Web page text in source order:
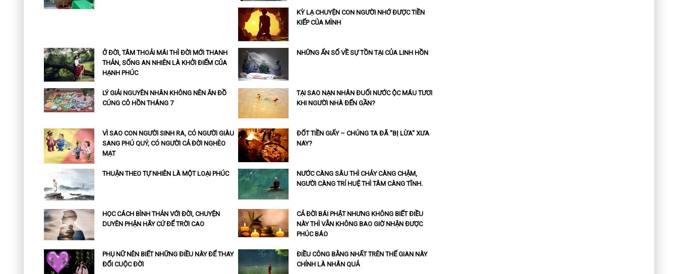
KỲ LẠ CHUYỆN CON NGƯỜI NHỚ ĐƯỢC TIỀN
KIẾP CỦA MÌNH
Ở ĐỜI, TÂM THOẢI MÁI THÌ ĐỜI MỚI THANH
THẢN, SỐNG AN NHIÊN LÀ KHỞI ĐIỂM CỦA
HẠNH PHÚC
NHỮNG ẨN SỐ VỀ SỰ TỒN TẠI CỦA LINH HỒN
LÝ GIẢI NGUYÊN NHÂN KHÔNG NÊN ĂN ĐỒ
CÚNG CÔ HỒN THÁNG 7
TẠI SAO NẠN NHÂN ĐUỐI NƯỚC ỘC MÁU TƯƠI
KHI NGƯỜI NHÀ ĐẾN GẦN?
VÌ SAO CON NGƯỜI SINH RA, CÓ NGƯỜI GIÀU
SANG PHÚ QUÝ, CÓ NGƯỜI CẢ ĐỜI NGHÈO
MẠT
ĐỐT TIỀN GIẤY – CHÚNG TA ĐÃ "BỊ LỪA" XƯA
NAY?
THUẬN THEO TỰ NHIÊN LÀ MỘT LOẠI PHÚC
NƯỚC CÀNG SÂU THÌ CHẢY CÀNG CHẬM,
NGƯỜI CÀNG TRÍ HUỆ THÌ TÂM CÀNG TĨNH.
HỌC CÁCH BÌNH THẢN VỚI ĐỜI, CHUYỆN
DUYÊN PHẬN HÃY CỨ ĐỂ TRỜI CAO
CẢ ĐỜI BÁI PHẬT NHƯNG KHÔNG BIẾT ĐIỀU
NÀY THÌ VẪN KHÔNG BAO GIỜ NHẬN ĐƯỢC
PHÚC BÁO
PHỤ NỮ NÊN BIẾT NHỮNG ĐIỀU NÀY ĐỂ THAY
ĐỔI CUỘC ĐỜI
ĐIỀU CÔNG BẰNG NHẤT TRÊN THẾ GIAN NÀY
CHÍNH LÀ NHÂN QUẢ